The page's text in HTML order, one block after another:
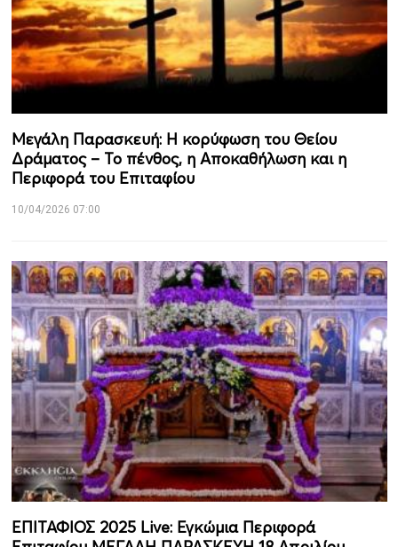
Μεγάλη Παρασκευή: Η κορύφωση του Θείου
Δράματος – Το πένθος, η Αποκαθήλωση και η
Περιφορά του Επιταφίου
10/04/2026 07:00
ΕΠΙΤΑΦΙΟΣ 2025 Live: Εγκώμια Περιφορά